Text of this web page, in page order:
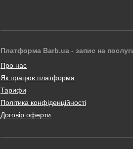
Платформа Barb.ua - запис на
Про нас
Як працює платформа
Тарифи
Політика конфіденційності
Договір оферти